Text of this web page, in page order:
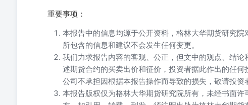
重要事项：
本报告中的信息均源于公开资料，格林大华期货研究
所包含的信息和建议不会发生任何变更。
我们力求报告内容的客观、公正，但文中的观点、结
述期货合约的买卖出价和征价，投资者据此作出的任
公司不承担因根据本报告操作而导致的损失，敬请投资
本报告版权仅为格林大华期货研究院所有，未经书面